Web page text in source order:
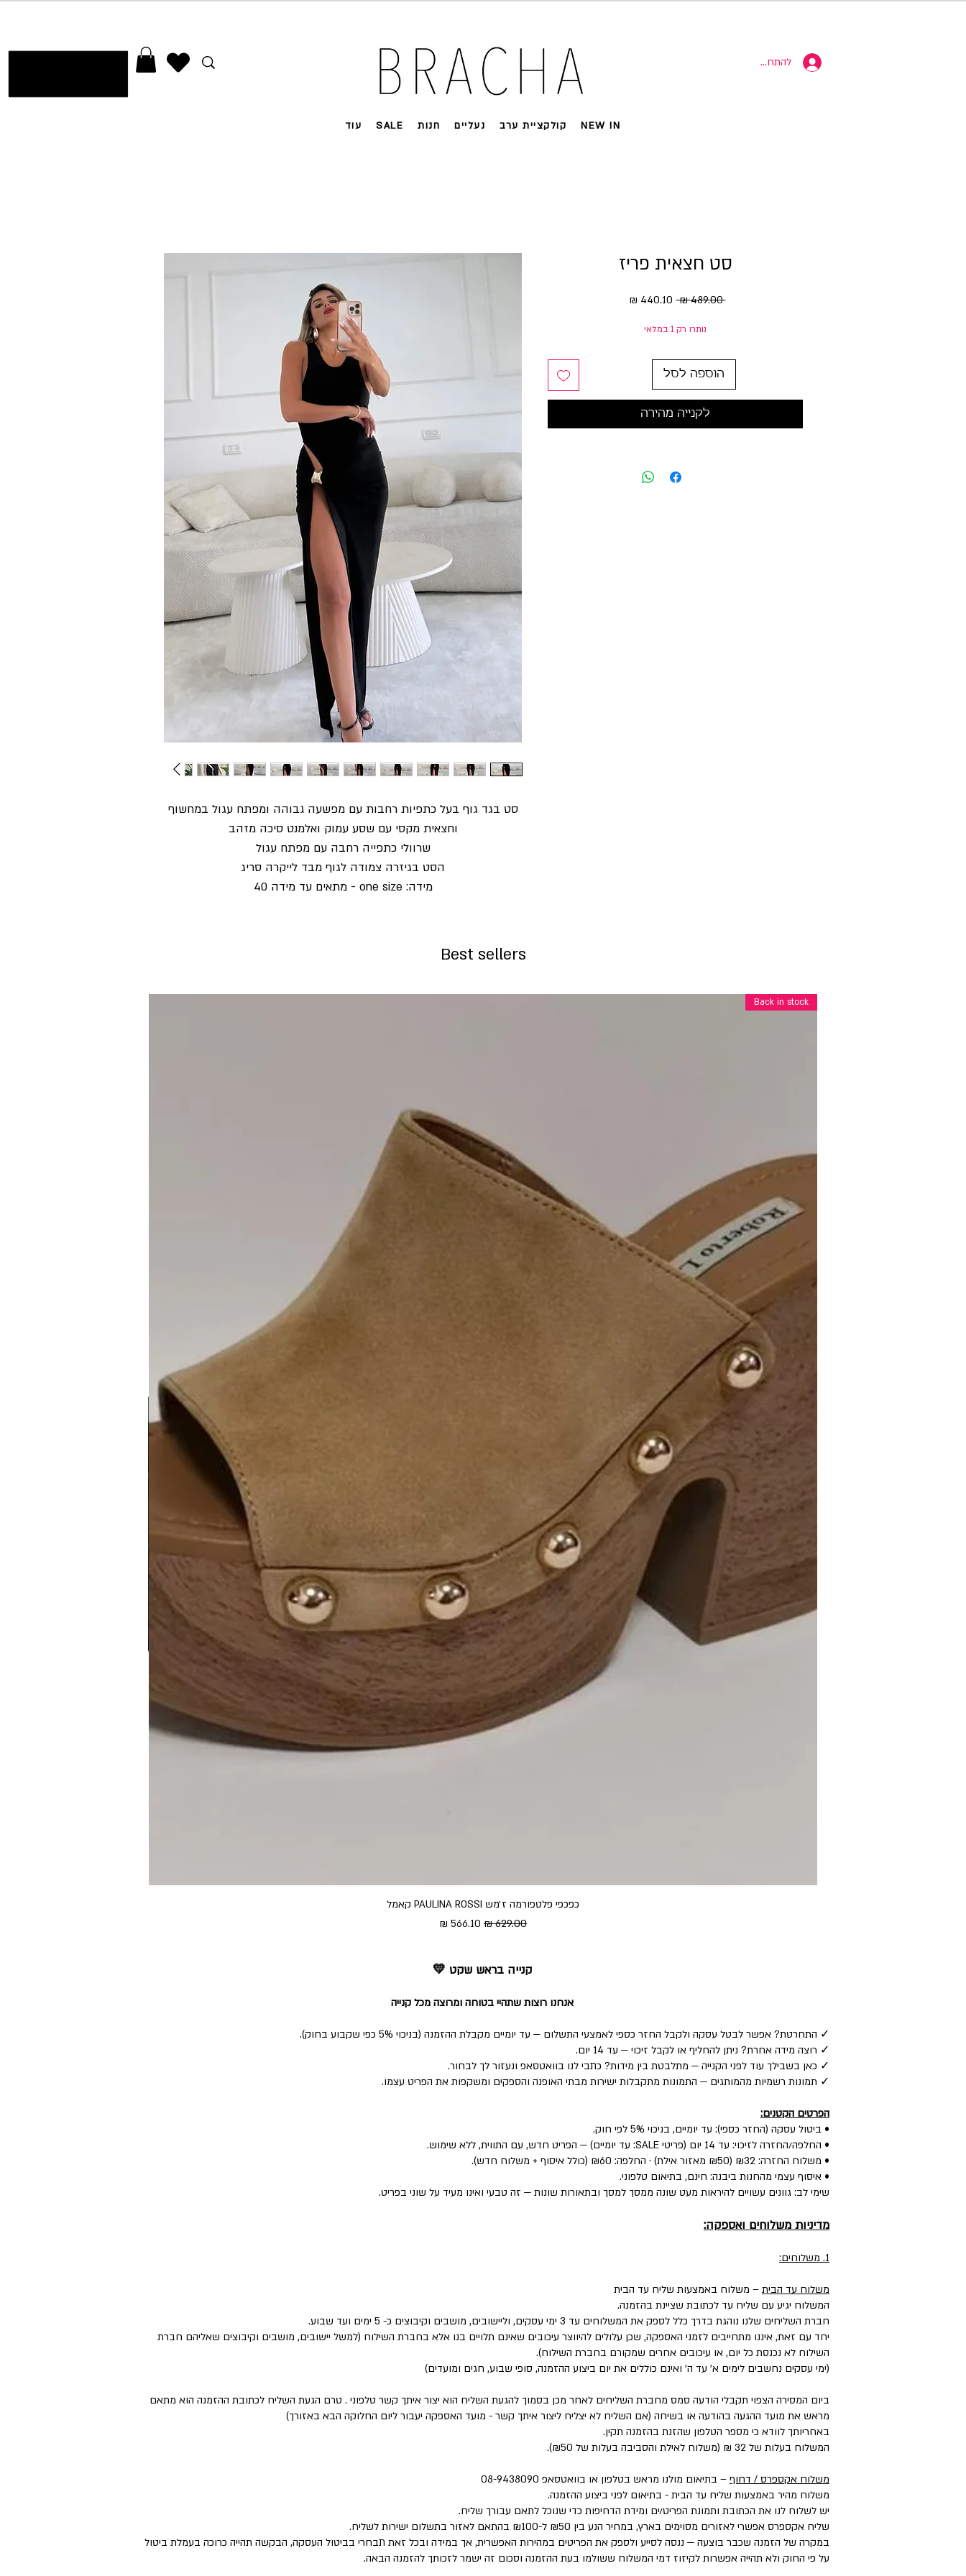
להתחברות
NEW IN קולקציית ערב נעליים חנות SALE עוד
סט בגד גוף בעל כתפיות רחבות עם מפשעה גבוהה ומפתח עגול במחשוף
וחצאית מקסי עם שסע עמוק ואלמנט סיכה מזהב
שרוולי כתפייה רחבה עם מפתח עגול
הסט בגיזרה צמודה לגוף מבד לייקרה סריג
מידה: one size - מתאים עד מידה 40
סט חצאית פריז
‏489.00 ‏₪ מחיר רגיל
נותרו רק 1 במלאי
הוספה לסל
לקנייה מהירה
Best sellers
Back in stock
כפכפי פלטפורמה ז׳מש PAULINA ROSSI קאמל
מחיר רגיל מחיר מבצע
קנייה בראש שקט 💛
אנחנו רוצות שתהיי בטוחה ומרוצה מכל קנייה
✓ התחרטת? אפשר לבטל עסקה ולקבל החזר כספי לאמצעי התשלום — עד יומיים מקבלת ההזמנה (בניכוי 5% כפי שקבוע בחוק).
✓ רוצה מידה אחרת? ניתן להחליף או לקבל זיכוי — עד 14 יום.
✓ כאן בשבילך עוד לפני הקנייה — מתלבטת בין מידות? כתבי לנו בוואטסאפ ונעזור לך לבחור.
✓ תמונות רשמיות מהמותגים — התמונות מתקבלות ישירות מבתי האופנה והספקים ומשקפות את הפריט עצמו.
הפרטים הקטנים:
• ביטול עסקה (החזר כספי): עד יומיים, בניכוי 5% לפי חוק.
• החלפה/החזרה לזיכוי: עד 14 יום (פריטי SALE: עד יומיים) — הפריט חדש, עם התווית, ללא שימוש.
• משלוח החזרה: ₪32 (₪50 מאזור אילת) · החלפה: ₪60 (כולל איסוף + משלוח חדש).
• איסוף עצמי מהחנות ביבנה: חינם, בתיאום טלפוני.
שימי לב: גוונים עשויים להיראות מעט שונה ממסך למסך ובתאורות שונות — זה טבעי ואינו מעיד על שוני בפריט.
מדיניות משלוחים ואספקה:
1. משלוחים:
משלוח עד הבית – משלוח באמצעות שליח עד הבית
המשלוח יגיע עם שליח עד לכתובת שציינת בהזמנה.
חברת השליחים שלנו נוהגת בדרך כלל לספק את המשלוחים עד 3 ימי עסקים, וליישובים, מושבים וקיבוצים כ- 5 ימים ועד שבוע.
יחד עם זאת, איננו מתחייבים לזמני האספקה, שכן עלולים להיווצר עיכובים שאינם תלויים בנו אלא בחברת השילוח (למשל יישובים, מושבים וקיבוצים שאליהם חברת
השילוח לא נכנסת כל יום, או עיכובים אחרים שמקורם בחברת השילוח).
(ימי עסקים נחשבים לימים א' עד ה' ואינם כוללים את יום ביצוע ההזמנה, סופי שבוע, חגים ומועדים)
ביום המסירה הצפוי תקבלי הודעה סמס מחברת השליחים לאחר מכן בסמוך להגעת השליח הוא יצור איתך קשר טלפוני . טרם הגעת השליח לכתובת ההזמנה הוא מתאם
מראש את מועד ההגעה בהודעה או בשיחה (אם השליח לא יצליח ליצור איתך קשר - מועד האספקה יעבור ליום החלוקה הבא באזורך)
באחריותך לוודא כי מספר הטלפון שהזנת בהזמנה תקין.
המשלוח בעלות של 32 ₪ (משלוח לאילת והסביבה בעלות של ₪50).
משלוח אקספרס / דחוף – בתיאום מולנו מראש בטלפון או בוואטסאפ 08-9438090
משלוח מהיר באמצעות שליח עד הבית - בתיאום לפני ביצוע ההזמנה.
יש לשלוח לנו את הכתובת ותמונת הפריט/ים ומידת הדחיפות כדי שנוכל לתאם עבורך שליח.
שליח אקספרס אפשרי לאזורים מסוימים בארץ, במחיר הנע בין ₪50 ל-₪100 בהתאם לאזור בתשלום ישירות לשליח.
במקרה של הזמנה שכבר בוצעה — ננסה לסייע ולספק את הפריטים במהירות האפשרית, אך במידה ובכל זאת תבחרי בביטול העסקה, הבקשה תהייה כרוכה בעמלת ביטול
על פי החוק ולא תהייה אפשרות לקיזוז דמי המשלוח ששולמו בעת ההזמנה וסכום זה ישמר לזכותך להזמנה הבאה.